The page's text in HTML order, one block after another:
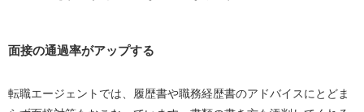
面接の通過率がアップする
転職エージェントでは、履歴書や職務経歴書のアドバイスにとどま